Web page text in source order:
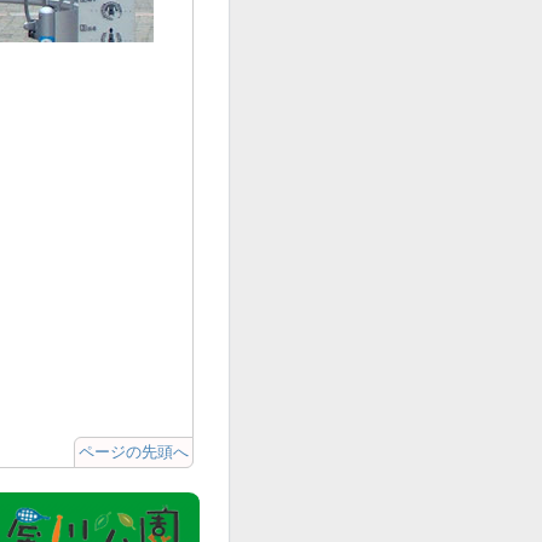
ページの先頭へ